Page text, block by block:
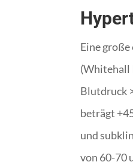
Eine
(Whitehall
Blutdruck
beträgt
und
von 60-70